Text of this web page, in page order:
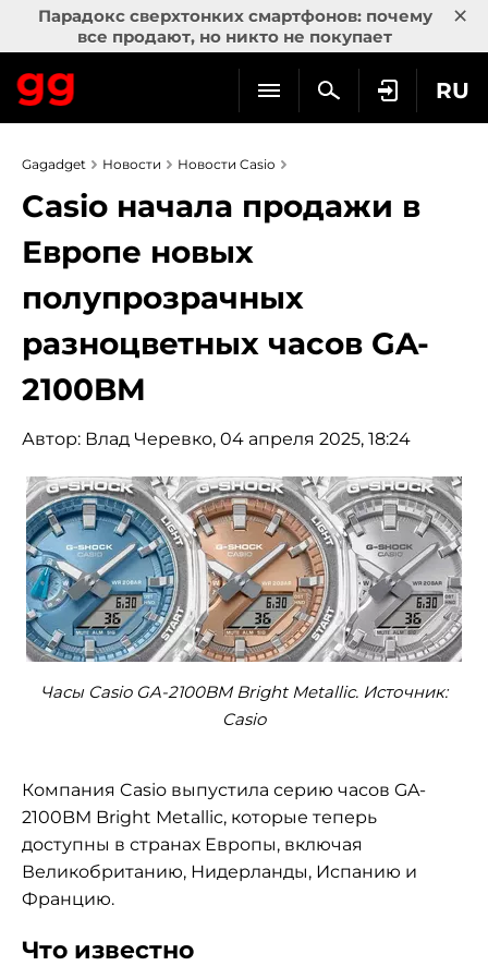
Парадокс сверхтонких смартфонов: почему
все продают, но никто не покупает
×
RU
Gagadget Новости Новости Casio
Casio начала продажи в
Европе новых
полупрозрачных
разноцветных часов GA-
2100BM
Автор: Влад Черевко, 04 апреля 2025, 18:24
Часы Casio GA-2100BM Bright Metallic. Источник:
Casio
Компания Casio выпустила серию часов GA-
2100BM Bright Metallic, которые теперь
доступны в странах Европы, включая
Великобританию, Нидерланды, Испанию и
Францию.
Что известно